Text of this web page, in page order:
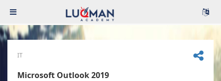
IT
Microsoft Outlook 2019